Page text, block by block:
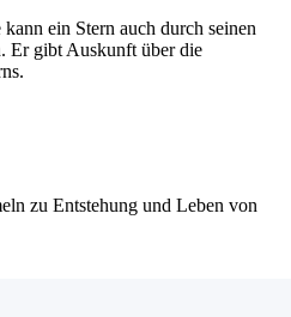
ein Stern auch durch seinen
Er gibt Auskunft über die
zu Entstehung und Leben von